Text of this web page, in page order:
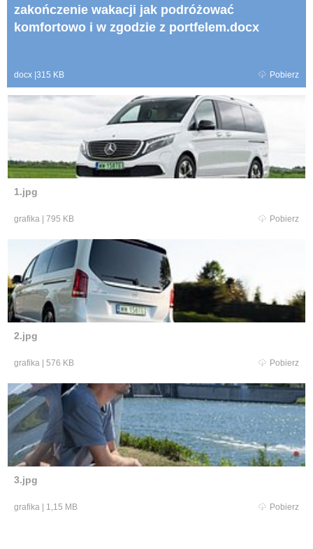
zakończenie wakacji jak podróżować
komfortowo i w zgodzie z portfelem.docx
docx |315 KB Pobierz
1.jpg
grafika | 795 KB Pobierz
2.jpg
grafika | 576 KB Pobierz
3.jpg
grafika | 1,15 MB Pobierz